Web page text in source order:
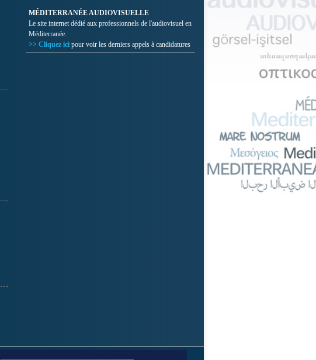
MÉDITERRANÉE AUDIOVISUELLE
Le site internet dédié aux professionnels de l'audiovisuel en
Méditerranée.
>> Cliquez ici pour voir les derniers appels à candidatures